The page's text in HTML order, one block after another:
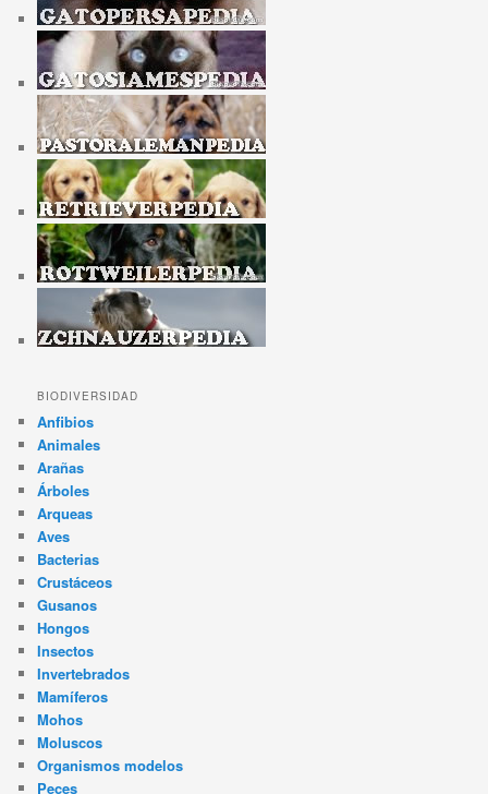
BIODIVERSIDAD
Anfibios
Animales
Arañas
Árboles
Arqueas
Aves
Bacterias
Crustáceos
Gusanos
Hongos
Insectos
Invertebrados
Mamíferos
Mohos
Moluscos
Organismos modelos
Peces